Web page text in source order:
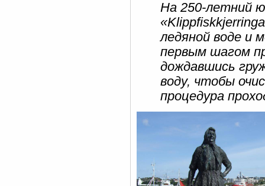
На 250-летний
ледяной воде и
первым шагом
дождавшись
воду, чтобы
процедура